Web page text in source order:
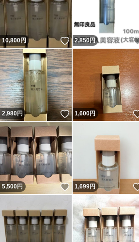
10,800円 いいね！
2,850円
2,980円 いいね！
1,600円
5,500円 いいね！
1,699円